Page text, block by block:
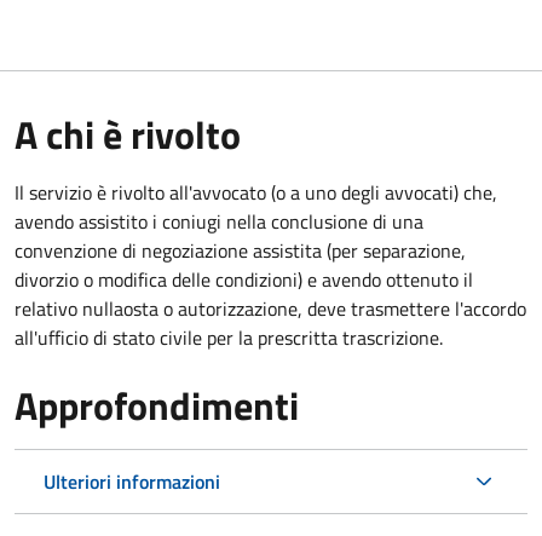
A chi è rivolto
Il servizio è rivolto all'avvocato (o a uno degli avvocati) che,
avendo assistito i coniugi nella conclusione di una
convenzione di negoziazione assistita (per separazione,
divorzio o modifica delle condizioni) e avendo ottenuto il
relativo nullaosta o autorizzazione, deve trasmettere l'accordo
all'ufficio di stato civile per la prescritta trascrizione.
Approfondimenti
Ulteriori informazioni